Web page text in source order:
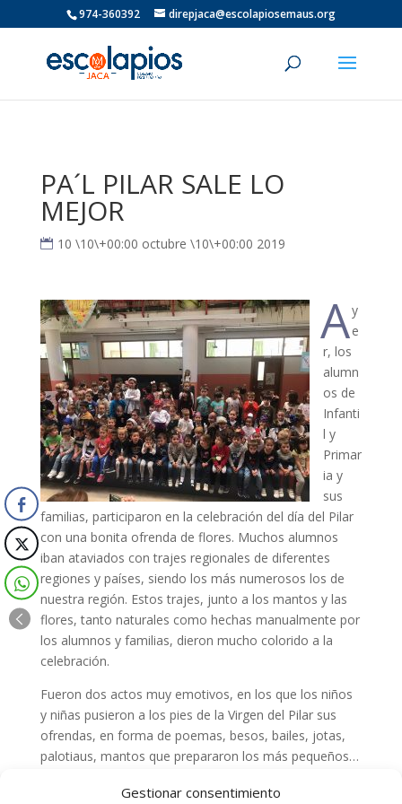
Gestionar consentimiento
974-360392 direpjaca@escolapiosemaus.org
PA´L PILAR SALE LO
MEJOR
10 \10\+00:00 octubre \10\+00:00 2019
Ay
e
r, los
alumn
os de
Infanti
l y
Primar
ia y
sus
familias, participaron en la celebración del día del Pilar
con una bonita ofrenda de flores. Muchos alumnos
iban ataviados con trajes regionales de diferentes
regiones y países, siendo los más numerosos los de
nuestra región. Estos trajes, junto a los mantos y las
flores, tanto naturales como hechas manualmente por
los alumnos y familias, dieron mucho colorido a la
celebración.
Fueron dos actos muy emotivos, en los que los niños
y niñas pusieron a los pies de la Virgen del Pilar sus
ofrendas, en forma de poemas, besos, bailes, jotas,
palotiaus, mantos que prepararon los más pequeños…